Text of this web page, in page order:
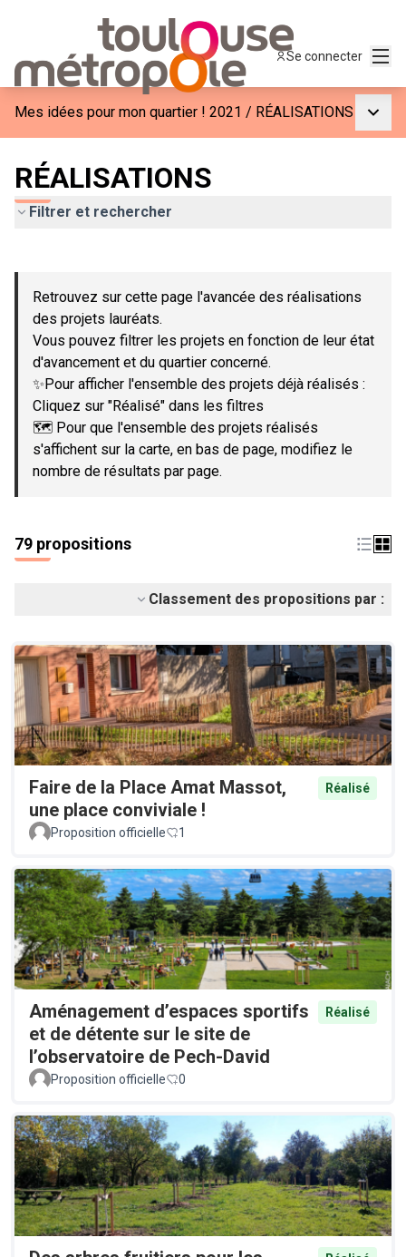
Se connecter
Mes idées pour mon quartier ! 2021 / RÉALISATIONS
RÉALISATIONS
Filtrer et rechercher
−
Retrouvez sur cette page l'avancée des réalisations
des projets lauréats.
Vous pouvez filtrer les projets en fonction de leur état
d'avancement et du quartier concerné.
✨Pour afficher l'ensemble des projets déjà réalisés :
Cliquez sur "Réalisé" dans les filtres
🗺️ Pour que l'ensemble des projets réalisés
s'affichent sur la carte, en bas de page, modifiez le
nombre de résultats par page.
79 propositions
Classement des propositions par :
Faire de la Place Amat Massot,
une place conviviale !
Réalisé
Proposition officielle 1
Aménagement d’espaces sportifs
et de détente sur le site de
l’observatoire de Pech-David
Réalisé
Proposition officielle 0